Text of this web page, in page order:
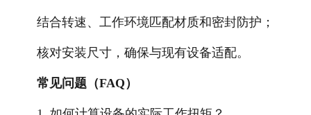
结合转速、工作环境匹配材质和密封防护；
核对安装尺寸，确保与现有设备适配。
常见问题（FAQ）